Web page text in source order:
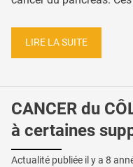
LIRE LA SUITE
CANCER du
à certaines
Actualité publiée il y a 8